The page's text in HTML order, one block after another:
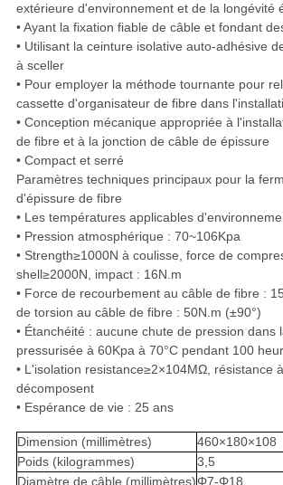
extérieure d'environnement et de la longévité
• Ayant la fixation fiable de câble et fondant
• Utilisant la ceinture isolative auto-adhésive
à sceller
• Pour employer la méthode tournante pour
cassette d'organisateur de fibre dans
• Conception mécanique appropriée à
de fibre et à la jonction de câble de épissure
• Compact et serré
Paramètres techniques principaux pour la
d'épissure de fibre
• Les températures applicables
• Pression atmosphérique : 70~106Kpa
• Strength≥1000N à coulisse, force de
shell≥2000N, impact : 16N.m
• Force de recourbement au câble de fibre :
de torsion au câble de fibre : 50N.m (±90°)
• Étanchéité : aucune chute de pression dans
pressurisée à 60Kpa à 70°C pendant 100
• L'isolation resistance≥2×104MΩ, résistance
décomposent
• Espérance de vie : 25 ans
Dimension (millimètres)
460×180×108
Poids (kilogrammes)
3,5
Diamètre de câble (millimètres)Φ7-Φ18